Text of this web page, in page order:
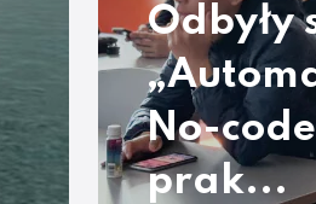
Odbyły
No-
prak...